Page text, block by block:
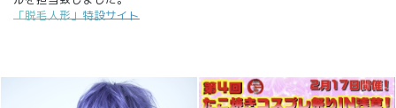
「脱毛人形」特設サイト